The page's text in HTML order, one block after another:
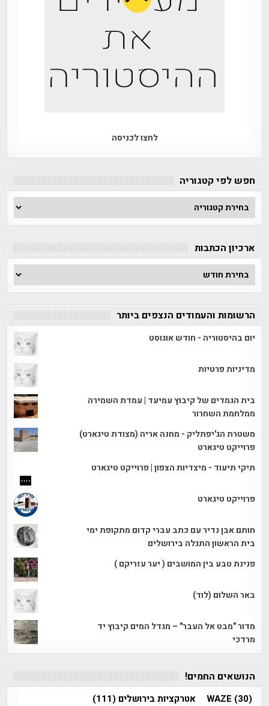
לחצו לכניסה
חפש לפי קטגוריה
חפש
לפי
קטגוריה
ארכיון הכתבות
ארכיון
הכתבות
הרשומות והעמודים הנצפים ביותר
יום בהיסטוריה - חודש אוגוסט
מדיניות פרטיות
בית הגמדים של קיבוץ עמיעד | עמדת השמירה
ממלחמת השחרור
משטרת הג'יפתליק - מחנה אריה (מצודת טיגארט)
פרוייקט טיגארט
תיקי תיעוד - מיצדיות הצפון | פרוייקט טיגארט
פרוייקט טיגארט
חותם אבן נדיר עם כתב עברי קדום מתקופת ימי
בית הראשון התגלה בירושלים
פנינת טבע בין המושבים ( יער עזריקם )
באר השלום (לוד)
מדור "מבט אל העבר" – מגדל המים קיבוץ יד
מרדכי
הנושאים החמים!
WAZE (30) אטרקציות בירושלים (111)